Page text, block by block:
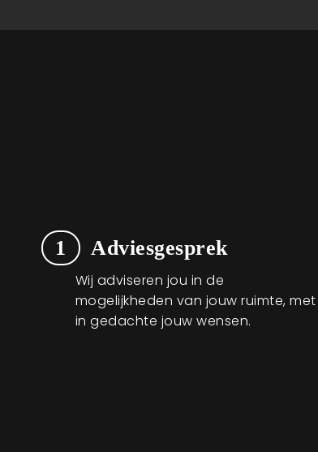
1 Adviesgesprek
Wij adviseren jou in de
mogelijkheden van jouw ruimte, met
in gedachte jouw wensen.